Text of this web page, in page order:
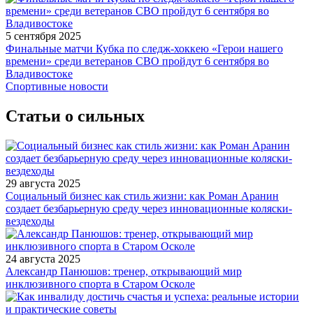
5 сентября 2025
Финальные матчи Кубка по следж-хоккею «Герои нашего
времени» среди ветеранов СВО пройдут 6 сентября во
Владивостоке
Спортивные новости
Статьи о сильных
29 августа 2025
Социальный бизнес как стиль жизни: как Роман Аранин
создает безбарьерную среду через инновационные коляски-
вездеходы
24 августа 2025
Александр Панюшов: тренер, открывающий мир
инклюзивного спорта в Старом Осколе